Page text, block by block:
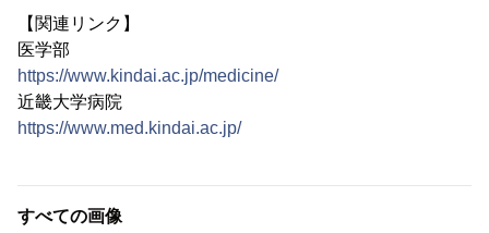
【関連リンク】
医学部
https://www.kindai.ac.jp/medicine/
近畿大学病院
https://www.med.kindai.ac.jp/
すべての画像